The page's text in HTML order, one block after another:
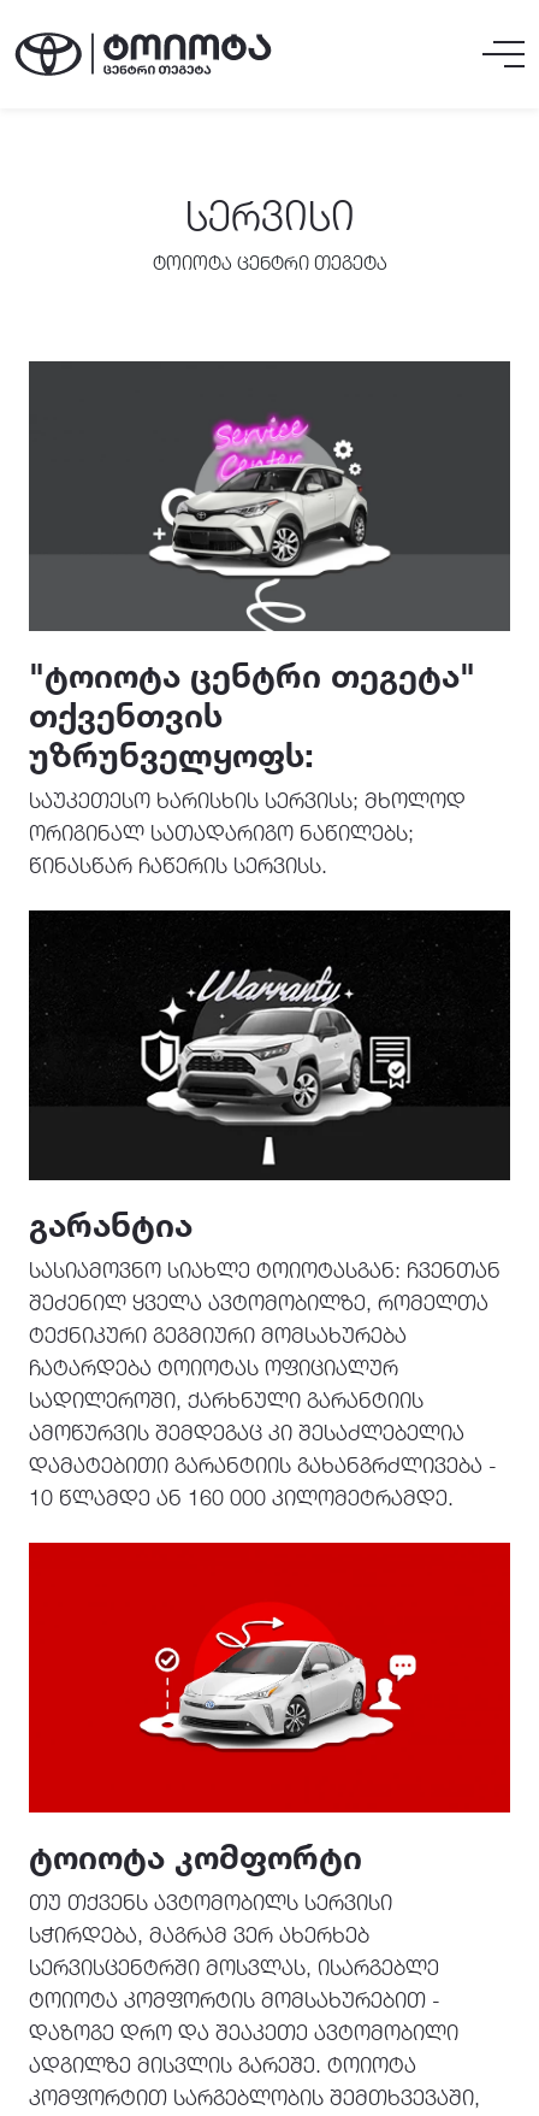
ᲡᲔᲠᲕᲘᲡᲘ
ტოიოტა ცენტრი თეგეტა
"ᲢᲝᲘᲝᲢᲐ ᲪᲔᲜᲢᲠᲘ ᲗᲔᲒᲔᲢᲐ"
ᲗᲥᲕᲔᲜᲗᲕᲘᲡ
ᲣᲖᲠᲣᲜᲕᲔᲚᲧᲝᲤᲡ:
საუკეთესო ხარისხის სერვისს; მხოლოდ
ორიგინალ სათადარიგო ნაწილებს;
წინასწარ ჩაწერის სერვისს.
ᲒᲐᲠᲐᲜᲢᲘᲐ
სასიამოვნო სიახლე ტოიოტასგან: ჩვენთან
შეძენილ ყველა ავტომობილზე, რომელთა
ტექნიკური გეგმიური მომსახურება
ჩატარდება ტოიოტას ოფიციალურ
სადილეროში, ქარხნული გარანტიის
ამოწურვის შემდეგაც კი შესაძლებელია
დამატებითი გარანტიის გახანგრძლივება -
10 წლამდე ან 160 000 კილომეტრამდე.
ᲢᲝᲘᲝᲢᲐ ᲙᲝᲛᲤᲝᲠᲢᲘ
თუ თქვენს ავტომობილს სერვისი
სჭირდება, მაგრამ ვერ ახერხებ
სერვისცენტრში მოსვლას, ისარგებლე
ტოიოტა კომფორტის მომსახურებით -
დაზოგე დრო და შეაკეთე ავტომობილი
ადგილზე მისვლის გარეშე. ტოიოტა
კომფორტით სარგებლობის შემთხვევაში,